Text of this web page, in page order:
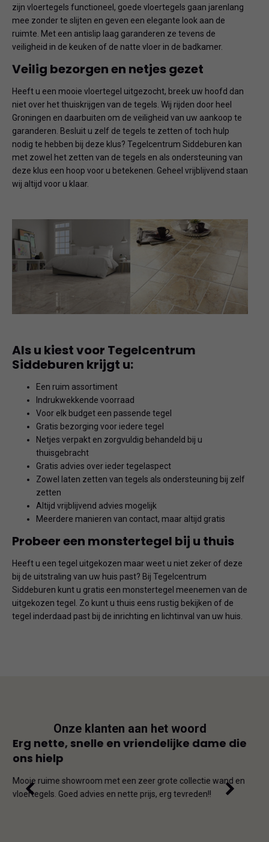
zijn vloertegels functioneel, goede vloertegels gaan jarenlang
mee zonder te slijten en geven een elegante look aan de
ruimte. Met een antislip laag garanderen ze tevens de
veiligheid in de keuken of de natte vloer in de badkamer.
Veilig bezorgen en netjes gezet
Heeft u een mooie vloertegel uitgezocht, breek uw hoofd dan
niet over het thuiskrijgen van de tegels. Wij rijden door heel
Groningen en daarbuiten om de veiligheid van uw aankoop te
garanderen. Besluit u zelf de tegels te zetten of toch hulp
nodig te hebben bij deze klus? Tegelcentrum Siddeburen kan
met zowel het zetten van de tegels en als ondersteuning van
deze klus een hoop voor u betekenen. Geheel vrijblijvend staan
wij altijd voor u klaar.
Als u kiest voor Tegelcentrum
Siddeburen krijgt u:
Een ruim assortiment
Indrukwekkende voorraad
Voor elk budget een passende tegel
Gratis bezorging voor iedere tegel
Netjes verpakt en zorgvuldig behandeld bij u
thuisgebracht
Gratis advies over ieder tegelaspect
Zowel laten zetten van tegels als ondersteuning bij zelf
zetten
Altijd vrijblijvend advies mogelijk
Meerdere manieren van contact, maar altijd gratis
Probeer een monstertegel bij u thuis
Heeft u een tegel uitgekozen maar weet u niet zeker of deze
bij de uitstraling van uw huis past? Bij Tegelcentrum
Siddeburen kunt u gratis een monstertegel meenemen van de
uitgekozen tegel. Zo kunt u thuis eens rustig bekijken of de
tegel inderdaad past bij de inrichting en lichtinval van uw huis.
Onze klanten aan het woord
Erg nette, snelle en vriendelijke dame die
ons hielp
Mooie ruime showroom met een zeer grote collectie wand en
vloertegels. Goed advies en nette prijs, erg tevreden!!